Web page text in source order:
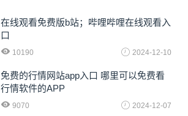
在线观看免费版b站；哔哩哔哩在线观看入
口
10190 2024-12-10
免费的行情网站app入口 哪里可以免费看
行情软件的APP
9070 2024-12-07